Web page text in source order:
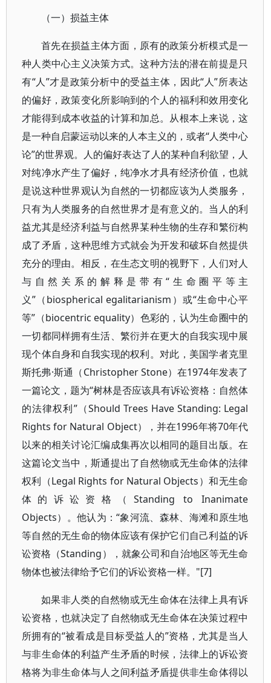
（一）损益主体
首先在损益主体方面，原有的政策分析模式是一
种人类中心主义决策方式。这种方法的潜在前提是只
有“人”才是政策分析中的受益主体，因此“人”所表达
的偏好，政策变化所影响到的个人的福利和效用变化
才能得到成本收益的计算和加总。从根本上来说，这
是一种自启蒙运动以来的人本主义的，或者“人类中心
论”的世界观。人的偏好表达了人的某种自利欲望，人
对纯净水产生了偏好，纯净水才具有经济价值，也就
是说这种世界观认为自然的一切都应该为人类服务，
只有为人类服务的自然世界才是有意义的。当人的利
益尤其是经济利益与自然界某种生物的生存和繁衍构
成了矛盾，这种思维方式就会为开发和破坏自然提供
充分的理由。相反，在生态文明的视野下，人们对人
与自然关系的解释是带有“生命圈平等主
义”（biospherical egalitarianism）或“生命中心平
等”（biocentric equality）色彩的，认为生命圈中的
一切都同样拥有生活、繁衍并在更大的自我实现中展
现个体自身和自我实现的权利。对此，美国学者克里
斯托弗·斯通（Christopher Stone）在1974年发表了
一篇论文，题为“树林是否应该具有诉讼资格：自然体
的法律权利”（Should Trees Have Standing: Legal
Rights for Natural Object），并在1996年将70年代
以来的相关讨论汇编成集再次以相同的题目出版。在
这篇论文当中，斯通提出了自然物或无生命体的法律
权利（Legal Rights for Natural Objects）和无生命
体的诉讼资格（Standing to Inanimate
Objects）。他认为：“象河流、森林、海滩和原生地
等自然的无生命的物体应该有保护它们自己利益的诉
讼资格（Standing），就象公司和自治地区等无生命
物体也被法律给予它们的诉讼资格一样。"[7]
如果非人类的自然物或无生命体在法律上具有诉
讼资格，也就决定了自然物或无生命体在决策过程中
所拥有的“被看成是目标受益人的”资格，尤其是当人
与非生命体的利益产生矛盾的时候，法律上的诉讼资
格将为非生命体与人之间利益矛盾提供非生命体得以